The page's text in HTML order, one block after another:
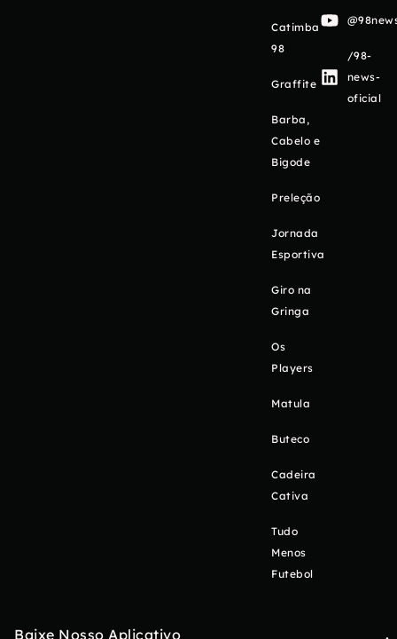
Catimba
98
Graffite
Barba,
Cabelo e
Bigode
Preleção
Jornada
Esportiva
Giro na
Gringa
Os
Players
Matula
Buteco
Cadeira
Cativa
Tudo
Menos
Futebol
/98-
news-
oficial
Baixe Nosso Aplicativo